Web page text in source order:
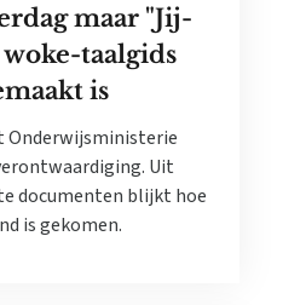
maar "Jij-
taalgids
is
Onderwijsministerie
Uit
documenten blijkt hoe
is gekomen.